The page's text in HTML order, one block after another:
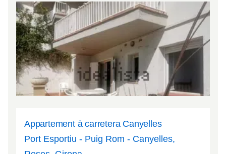
Appartement à carretera Canyelles
Port Esportiu - Puig Rom - Canyelles,